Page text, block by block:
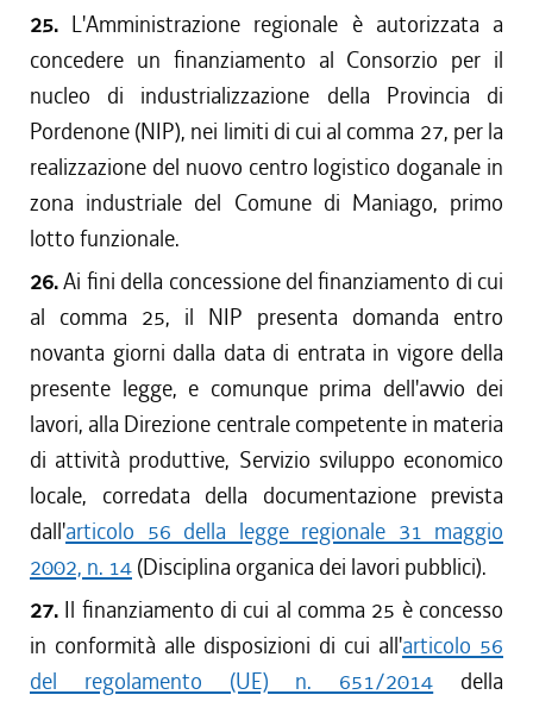
25. L'Amministrazione regionale è autorizzata a
concedere un finanziamento al Consorzio per il
nucleo di industrializzazione della Provincia di
Pordenone (NIP), nei limiti di cui al comma 27, per la
realizzazione del nuovo centro logistico doganale in
zona industriale del Comune di Maniago, primo
lotto funzionale.
26.Ai fini della concessione del finanziamento di cui
al comma 25, il NIP presenta domanda entro
novanta giorni dalla data di entrata in vigore della
presente legge, e comunque prima dell'avvio dei
lavori, alla Direzione centrale competente in materia
di attività produttive, Servizio sviluppo economico
locale, corredata della documentazione prevista
dall'articolo 56 della legge regionale 31 maggio
2002, n. 14 (Disciplina organica dei lavori pubblici).
27. Il finanziamento di cui al comma 25 è concesso
in conformità alle disposizioni di cui all'articolo 56
del regolamento (UE) n. 651/2014 della